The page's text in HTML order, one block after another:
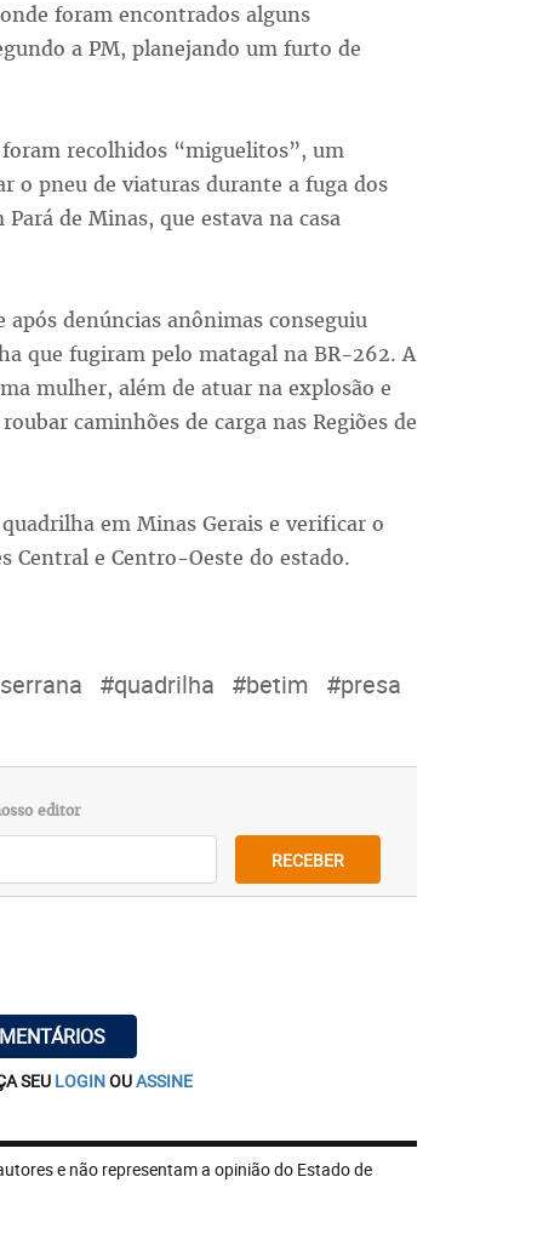
foram encontrados alguns
a PM, planejando um furto de
recolhidos “miguelitos”, um
o pneu de viaturas durante a fuga dos
de Minas, que estava na casa
denúncias anônimas conseguiu
que fugiram pelo matagal na BR-262. A
mulher, além de atuar na explosão e
caminhões de carga nas Regiões de
em Minas Gerais e verificar o
Central e Centro-Oeste do estado.
#quadrilha #betim #presa
editor
RECEBER
SEU LOGINOUASSINE
e não representam a opinião do Estado de